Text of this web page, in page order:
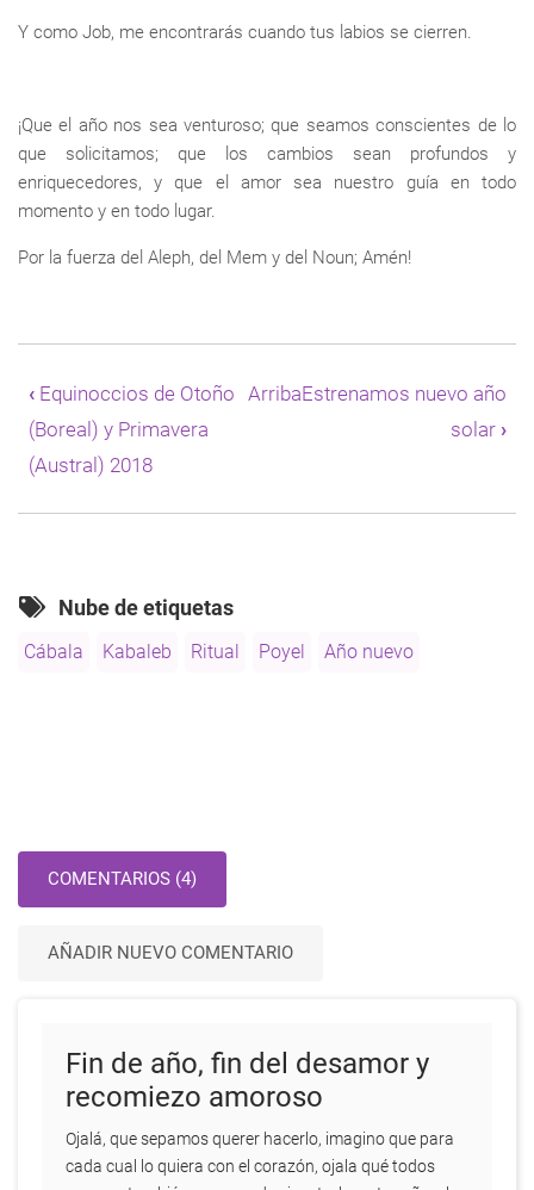
Y como Job, me encontrarás cuando tus labios se cierren.
¡Que el año nos sea venturoso; que seamos conscientes de lo
que solicitamos; que los cambios sean profundos y
enriquecedores, y que el amor sea nuestro guía en todo
momento y en todo lugar.
Por la fuerza del Aleph, del Mem y del Noun; Amén!
transversales
de
Book
para
Un
ritual
principio
año
‹Equinoccios de Otoño
(Boreal) y Primavera
(Austral) 2018
ArribaEstrenamos nuevo año
solar ›
Nube de etiquetas
Cábala Kabaleb Ritual Poyel Año nuevo
COMENTARIOS (4)
AÑADIR NUEVO COMENTARIO
Fin de año, fin del desamor y
recomiezo amoroso
Ojalá, que sepamos querer hacerlo, imagino que para
cada cual lo quiera con el corazón, ojala qué todos